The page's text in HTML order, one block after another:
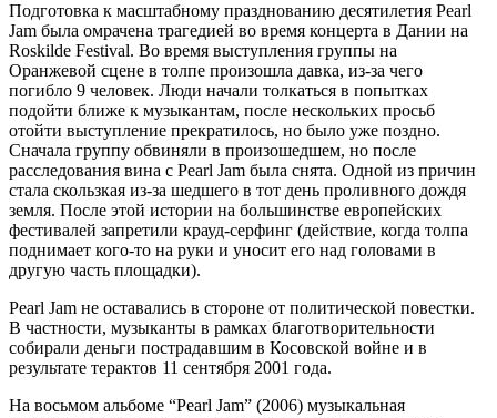
Подготовка к масштабному празднованию десятилетия Pearl
Jam была омрачена трагедией во время концерта в Дании на
Roskilde Festival. Во время выступления группы на
Оранжевой сцене в толпе произошла давка, из-за чего
погибло 9 человек. Люди начали толкаться в попытках
подойти ближе к музыкантам, после нескольких просьб
отойти выступление прекратилось, но было уже поздно.
Сначала группу обвиняли в произошедшем, но после
расследования вина с Pearl Jam была снята. Одной из причин
стала скользкая из-за шедшего в тот день проливного дождя
земля. После этой истории на большинстве европейских
фестивалей запретили крауд-серфинг (действие, когда толпа
поднимает кого-то на руки и уносит его над головами в
другую часть площадки).
Pearl Jam не оставались в стороне от политической повестки.
В частности, музыканты в рамках благотворительности
собирали деньги пострадавшим в Косовской войне и в
результате терактов 11 сентября 2001 года.
На восьмом альбоме “Pearl Jam” (2006) музыкальная